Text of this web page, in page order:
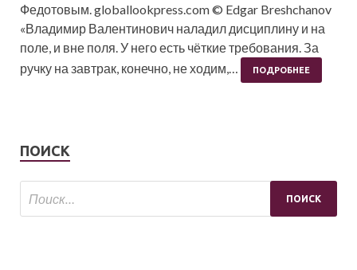
Федотовым. globallookpress.com © Edgar Breshchanov
«Владимир Валентинович наладил дисциплину и на
поле, и вне поля. У него есть чёткие требования. За
ручку на завтрак, конечно, не ходим,…
ПОДРОБНЕЕ
ПОИСК